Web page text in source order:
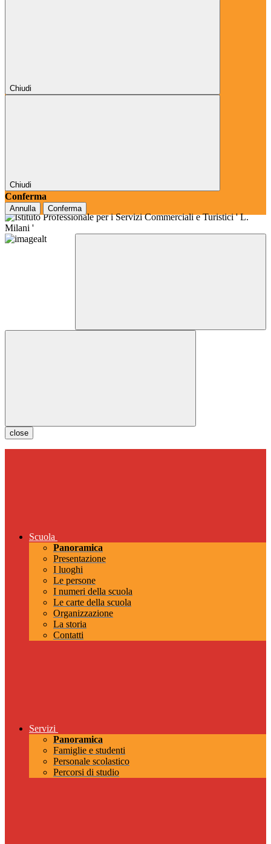
Chiudi
Chiudi
Conferma
Annulla Conferma
close
Scuola
Panoramica
Presentazione
I luoghi
Le persone
I numeri della scuola
Le carte della scuola
Organizzazione
La storia
Contatti
Servizi
Panoramica
Famiglie e studenti
Personale scolastico
Percorsi di studio